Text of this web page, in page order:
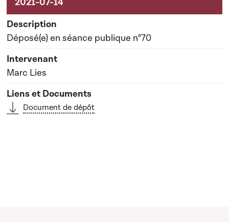
Déposé(e) en séance publique n°70
Marc Lies
Document de dépôt